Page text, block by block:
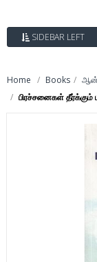
SIDEBAR LEFT
Home Books
பிரச்சனைகள் தீர்க்கும்